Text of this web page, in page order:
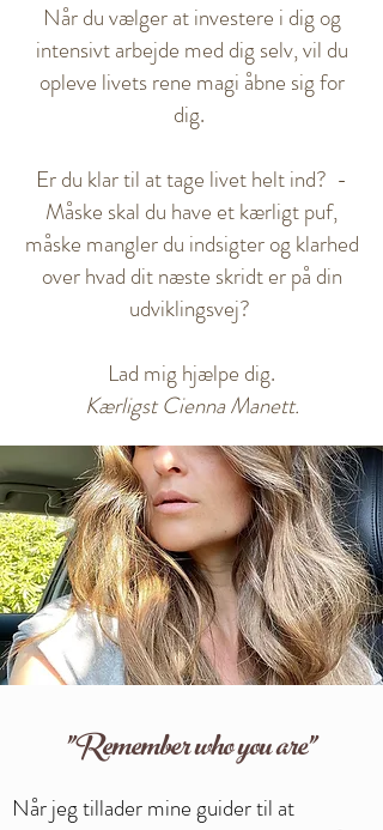
Når du vælger at investere i dig og
intensivt arbejde med dig selv, vil du
opleve livets rene magi åbne sig for
dig.
Er du klar til at tage livet helt ind? -
Måske skal du have et kærligt puf,
måske mangler du indsigter og klarhed
over hvad dit næste skridt er på din
udviklingsvej?
Lad mig hjælpe dig.
Kærligst Cienna Manett.
"Remember who you are"
Når jeg tillader mine guider til at